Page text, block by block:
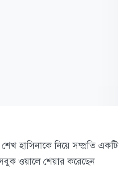
হাসিনাকে নিয়ে সম্প্রতি একটি
ওয়ালে শেয়ার করেছেন